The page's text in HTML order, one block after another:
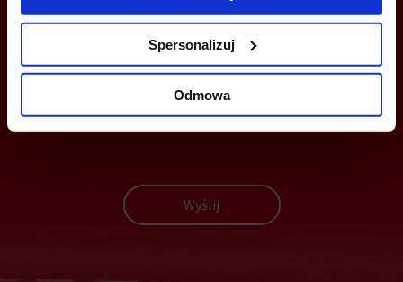
Spersonalizuj
Odmowa
MOŻESZ TEŻ ZOSTAWIĆ SWÓJ NUMER, A MY SKONTAKTUJEMY SIĘ
Wyślij